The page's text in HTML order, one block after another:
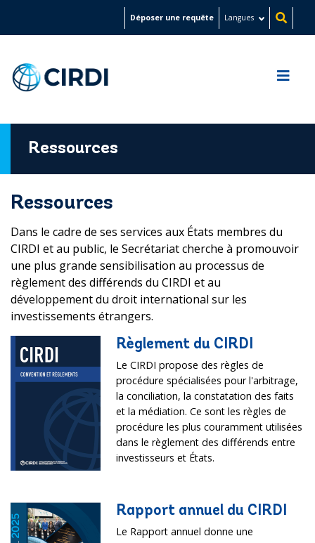
Déposer une requête Langues
Ressources
Ressources
Dans le cadre de ses services aux États membres du
CIRDI et au public, le Secrétariat cherche à promouvoir
une plus grande sensibilisation au processus de
règlement des différends du CIRDI et au
développement du droit international sur les
investissements étrangers.
Règlement du CIRDI
Le CIRDI propose des règles de
procédure spécialisées pour l'arbitrage,
la conciliation, la constatation des faits
et la médiation. Ce sont les règles de
procédure les plus couramment utilisées
dans le règlement des différends entre
investisseurs et États.
Rapport annuel du CIRDI
Le Rapport annuel donne une